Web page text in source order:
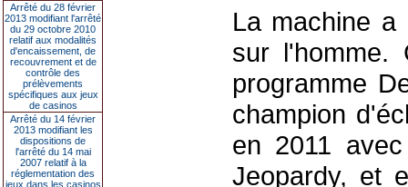
Arrêté du 28 février
2013 modifiant l'arrêté
du 29 octobre 2010
relatif aux modalités
d'encaissement, de
recouvrement et de
contrôle des
prélèvements
spécifiques aux jeux
de casinos
Arrêté du 14 février
2013 modifiant les
dispositions de
l'arrêté du 14 mai
2007 relatif à la
réglementation des
jeux dans les casinos
La machine a
sur
programme
champion
en 2011
Jeopardy, et